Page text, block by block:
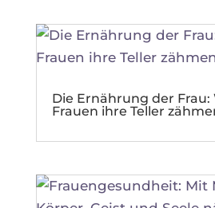
Die Ernährung der Frau:
Frauen ihre Teller